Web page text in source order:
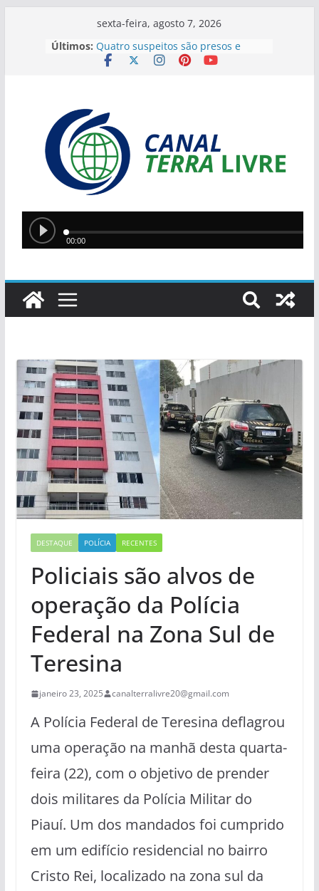
sexta-feira, agosto 7, 2026
Últimos: Quatro suspeitos são presos e
arsenal com sete armas é
Gaspar como vice em chapa
presidencial do PL
Homem incendeia casa da ex-
companheira com filha de 13 anos
dentro do imóvel e foge após o
crime
política de valorização na educação
Ciro Nogueira apresenta projeto
DESTAQUE POLÍCIA RECENTES
Policiais são alvos de
operação da Polícia
Federal na Zona Sul de
Teresina
janeiro 23, 2025 canalterralivre20@gmail.com
A Polícia Federal de Teresina deflagrou
uma operação na manhã desta quarta-
feira (22), com o objetivo de prender
dois militares da Polícia Militar do
Piauí. Um dos mandados foi cumprido
em um edifício residencial no bairro
Cristo Rei, localizado na zona sul da